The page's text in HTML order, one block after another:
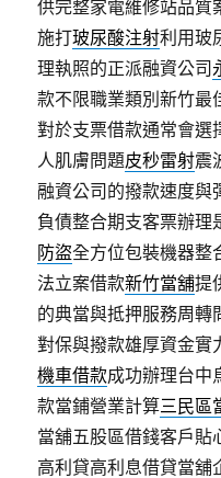
供完整家電維修站品質
施打玻尿酸注射利用玻
理執照的正派融資公司
款不限職業類別新竹最
對於支票借款通常會選
人肌膚問題皮秒雷射震
融資公司的撥款速度與
負債整合期支客票辦理
防盜全方位包裝機器整
法立案借款新竹當舖提
的典當與抵押服務周轉
對保與撥款雄厚資金實
機車借款成功辦理台中
款當鋪營業計算三民區
當舖五股區借錢客戶貼
高利貸高利息借貸當舖